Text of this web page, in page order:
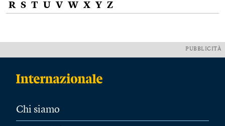
R S T U V W X Y Z
PUBBLICITÀ
Chi siamo